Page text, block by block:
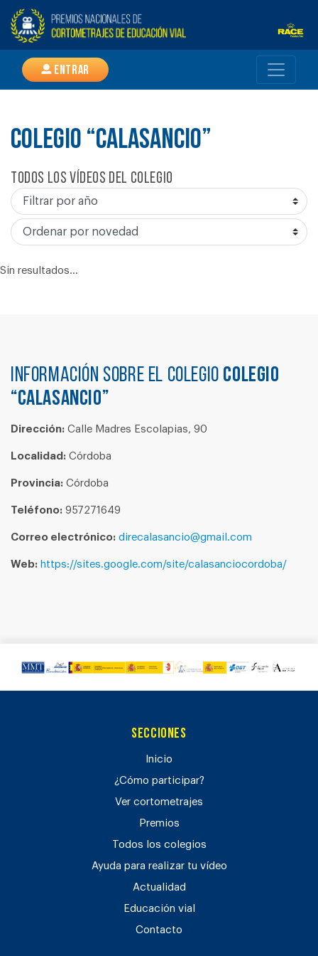
Entrar
COLEGIO “CALASANCIO”
Todos los vídeos del colegio
Sin resultados...
Información sobre el colegio COLEGIO
“CALASANCIO”
Dirección: Calle Madres Escolapias, 90
Localidad: Córdoba
Provincia: Córdoba
Teléfono: 957271649
Correo electrónico: direcalasancio@gmail.com
Web: https://sites.google.com/site/calasanciocordoba/
Secciones
Inicio
¿Cómo participar?
Ver cortometrajes
Premios
Todos los colegios
Ayuda para realizar tu vídeo
Actualidad
Educación vial
Contacto